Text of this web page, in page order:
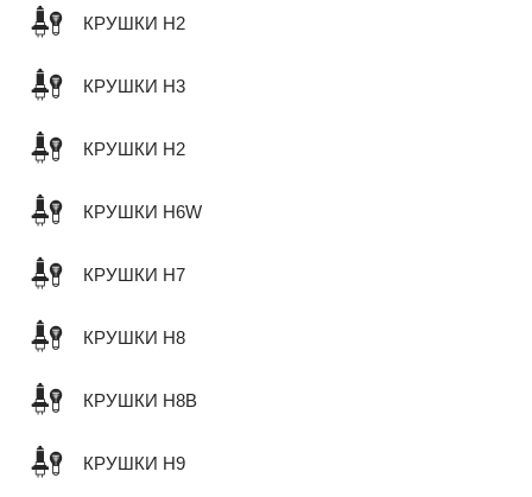
КРУШКИ H2
КРУШКИ H3
КРУШКИ H2
КРУШКИ H6W
КРУШКИ H7
КРУШКИ H8
КРУШКИ H8B
КРУШКИ H9